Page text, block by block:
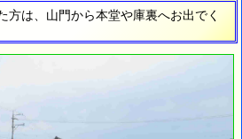
方は、山門から本堂や庫裏へお出でく